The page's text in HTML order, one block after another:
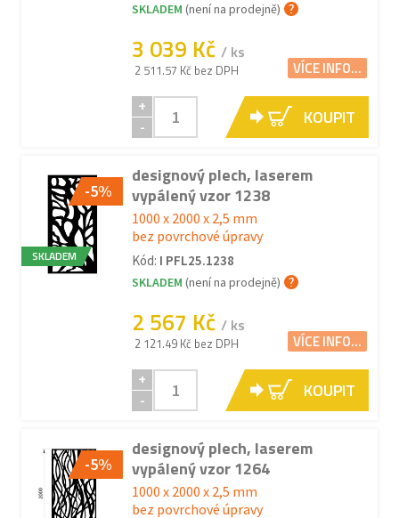
SKLADEM (není na prodejně)
3 039 Kč / ks
2 511.57 Kč bez DPH VÍCE INFO...
+
-
KOUPIT
-5%
SKLADEM
designový plech, laserem
vypálený vzor 1238
1000 x 2000 x 2,5 mm
bez povrchové úpravy
Kód: I PFL25.1238
SKLADEM (není na prodejně)
2 567 Kč / ks
2 121.49 Kč bez DPH VÍCE INFO...
+
-
KOUPIT
-5%
designový plech, laserem
vypálený vzor 1264
1000 x 2000 x 2,5 mm
bez povrchové úpravy